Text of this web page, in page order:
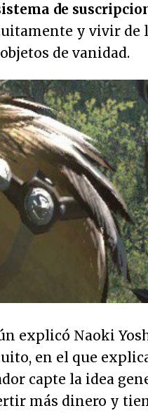
de
y vivir de
de vanidad.
explicó Naoki
en el que
capte la idea
más dinero y